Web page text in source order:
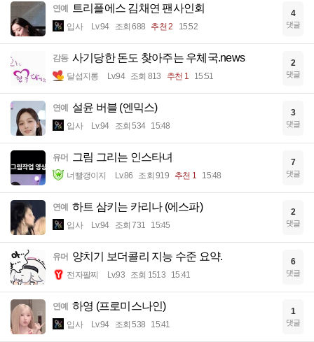
연예 트리플에스 김채연 팬사인회
입사 Lv.94 조회 688 추천 2 15:52
4
댓글
감동 사기당한 돈도 찾아주는 우체국.news
달섭지롱 Lv.94 조회 813 추천 1 15:51
2
댓글
연예 설윤 버블 (엔믹스)
입사 Lv.94 조회 534 15:48
3
댓글
유머 그림 그리는 인스타녀
너빨갱이지 Lv.86 조회 919 추천 1 15:48
7
댓글
연예 하트 삼키는 카리나 (에스파)
입사 Lv.94 조회 731 15:45
2
댓글
유머 양치기 보더콜리 지능 수준 요약.
전자팔찌 Lv.93 조회 1513 15:41
6
댓글
연예 하영 (프로미스나인)
입사 Lv.94 조회 538 15:41
1
댓글